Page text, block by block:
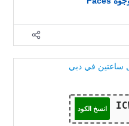
ساعتين في دبي
انسخ الكود